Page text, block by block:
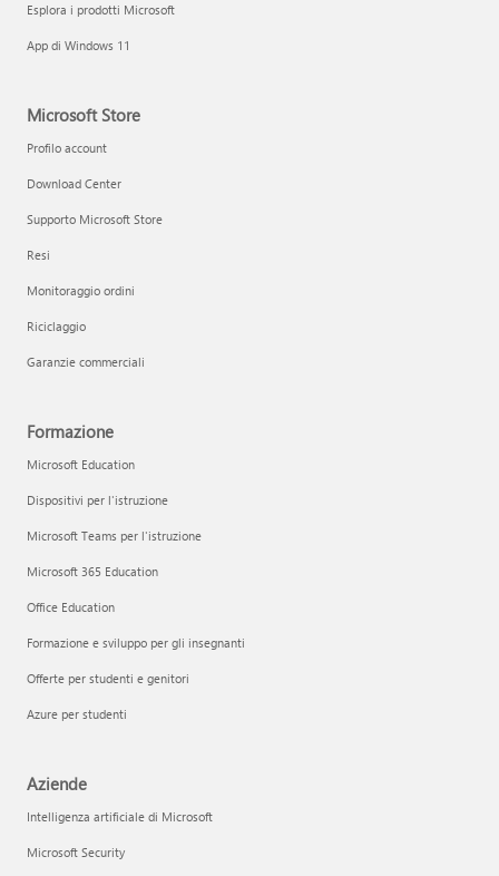
Esplora i prodotti Microsoft
App di Windows 11
Microsoft Store
Profilo account
Download Center
Supporto Microsoft Store
Resi
Monitoraggio ordini
Riciclaggio
Garanzie commerciali
Formazione
Microsoft Education
Dispositivi per l'istruzione
Microsoft Teams per l'istruzione
Microsoft 365 Education
Office Education
Formazione e sviluppo per gli insegnanti
Offerte per studenti e genitori
Azure per studenti
Aziende
Intelligenza artificiale di Microsoft
Microsoft Security